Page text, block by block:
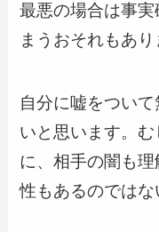
最悪の場合は事
まうおそれもあり
自分に嘘をつい
いと思います。
に、相手の闇も
性もあるのではな